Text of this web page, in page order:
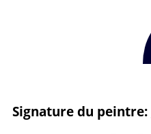
Signature du